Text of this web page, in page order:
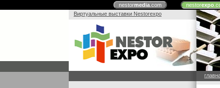
nestormedia.com nestorexpo
Виртуальные выставки Nestorexpo